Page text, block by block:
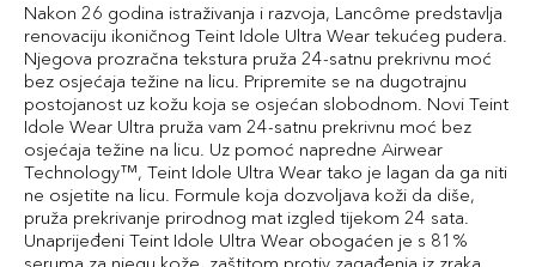
Nakon 26 godina istraživanja i razvoja, Lancôme predstavlja
renovaciju ikoničnog Teint Idole Ultra Wear tekućeg pudera.
Njegova prozračna tekstura pruža 24-satnu prekrivnu moć
bez osjećaja težine na licu. Pripremite se na dugotrajnu
postojanost uz kožu koja se osjećan slobodnom. Novi Teint
Idole Wear Ultra pruža vam 24-satnu prekrivnu moć bez
osjećaja težine na licu. Uz pomoć napredne Airwear
Technology™, Teint Idole Ultra Wear tako je lagan da ga niti
ne osjetite na licu. Formule koja dozvoljava koži da diše,
pruža prekrivanje prirodnog mat izgled tijekom 24 sata.
Unaprijeđeni Teint Idole Ultra Wear obogaćen je s 81%